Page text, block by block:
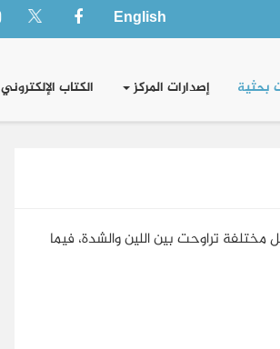
English
بحثية إصدارات المركز الكتاب الإلكتروني
مختلفة تراوحت بين اللين والشدة، فيما